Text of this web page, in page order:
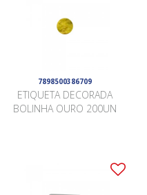
7898500386709
ETIQUETA DECORADA
BOLINHA OURO 200UN